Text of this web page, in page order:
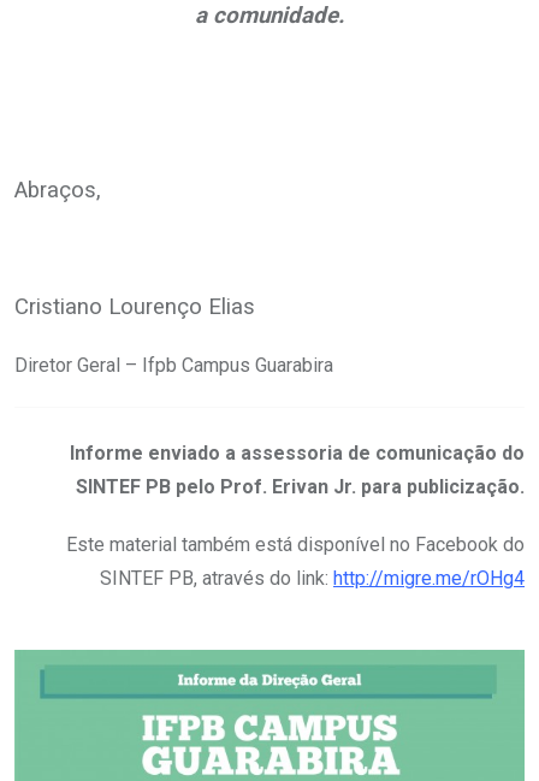
a comunidade.
Abraços,
Cristiano Lourenço Elias
Diretor Geral – Ifpb Campus Guarabira
Informe enviado a assessoria de comunicação do
SINTEF PB pelo Prof. Erivan Jr. para publicização.
Este material também está disponível no Facebook do
SINTEF PB, através do link: http://migre.me/rOHg4